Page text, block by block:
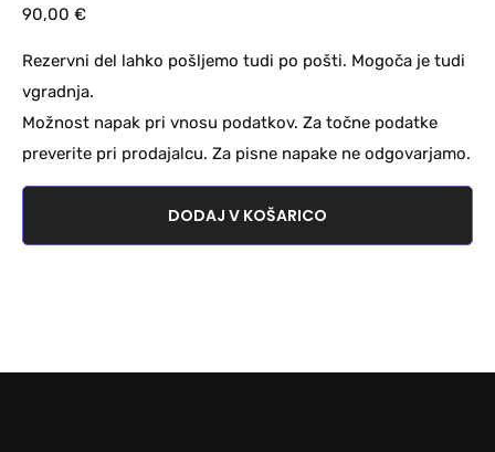
90,00 €
Rezervni del lahko pošljemo tudi po pošti. Mogoča je tudi
vgradnja.
Možnost napak pri vnosu podatkov. Za točne podatke
preverite pri prodajalcu. Za pisne napake ne odgovarjamo.
DODAJ V KOŠARICO